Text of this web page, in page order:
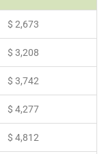
$ 2,673
$ 3,208
$ 3,742
$ 4,277
$ 4,812